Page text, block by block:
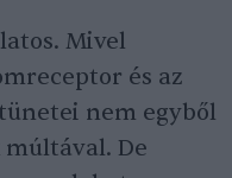
Mivel
és az
nem egyből
De